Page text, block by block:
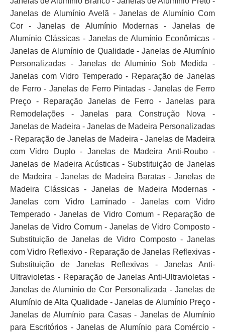
Janelas de Alumínio Avelã - Janelas de Alumínio Com
Cor - Janelas de Alumínio Modernas - Janelas de
Alumínio Clássicas - Janelas de Alumínio Econômicas -
Janelas de Alumínio de Qualidade - Janelas de Alumínio
Personalizadas - Janelas de Alumínio Sob Medida -
Janelas com Vidro Temperado - Reparação de Janelas
de Ferro - Janelas de Ferro Pintadas - Janelas de Ferro
Preço - Reparação Janelas de Ferro - Janelas para
Remodelações - Janelas para Construção Nova -
Janelas de Madeira - Janelas de Madeira Personalizadas
- Reparação de Janelas de Madeira - Janelas de Madeira
com Vidro Duplo - Janelas de Madeira Anti-Roubo -
Janelas de Madeira Acústicas - Substituição de Janelas
de Madeira - Janelas de Madeira Baratas - Janelas de
Madeira Clássicas - Janelas de Madeira Modernas -
Janelas com Vidro Laminado - Janelas com Vidro
Temperado - Janelas de Vidro Comum - Reparação de
Janelas de Vidro Comum - Janelas de Vidro Composto -
Substituição de Janelas de Vidro Composto - Janelas
com Vidro Reflexivo - Reparação de Janelas Reflexivas -
Substituição de Janelas Reflexivas - Janelas Anti-
Ultravioletas - Reparação de Janelas Anti-Ultravioletas -
Janelas de Alumínio de Cor Personalizada - Janelas de
Alumínio de Alta Qualidade - Janelas de Alumínio Preço -
Janelas de Alumínio para Casas - Janelas de Alumínio
para Escritórios - Janelas de Alumínio para Comércio -